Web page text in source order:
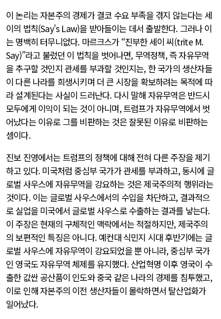
이 논리는 자본주의 경제가 결코 수요 부족을 겪지 않는다는 세
이의 법칙(Say's Law)을 받아들이는 데서 출발한다. 그러나 이
는 명백히 터무니없다. 마르크스가 “진부한 세이 씨(trite M.
Say)”라고 불렀던 이 법칙을 벗어나면, 무역정책, 즉 자유무역
을 추구할 것인지 관세를 부과할 것인지는, 한 국가의 생산자들
이 다른 나라를 희생시키며 더 큰 시장을 확보하려는 목적에 따
라 설계된다는 사실이 드러난다. 다시 말해 자유무역은 반드시
모두에게 이익이 되는 것이 아니며, 트럼프가 자유무역에서 벗
어났다는 이유로 그를 비판하는 것은 잘못된 이유로 비판하는
셈이다.
진보 진영에서는 트럼프의 정책에 대해 전혀 다른 주장을 제기
하고 있다. 미국처럼 중심부 국가가 관세를 부과하고, 동시에 글
로벌 사우스에 자유무역을 강요하는 것은 제국주의적 행위라는
것이다. 이는 글로벌 사우스에서의 수입을 차단하고, 결과적으
로 실업을 미국에서 글로벌 사우스로 수출하는 결과를 낳는다.
이 주장은 현재의 구체적인 맥락에서는 적절하지만, 제국주의
의 보편적인 특징은 아니다. 예컨대 식민지 시대 후반기에는 글
로벌 사우스에 자유무역이 강요되었을 뿐 아니라, 중심부 국가
인 영국도 자유무역 체제를 유지했다. 산업혁명 이후 영국이 수
출한 값싼 공산품이 인도와 중국 같은 나라의 경제를 침투했고,
이로 인해 자본주의 이전 생산자들이 몰락하면서 탈산업화가
일어났다.